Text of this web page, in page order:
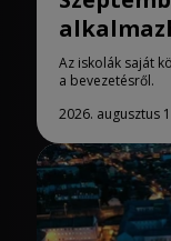
iskolák
Az iskolák saját
a bevezetésről.
2026. augusztus